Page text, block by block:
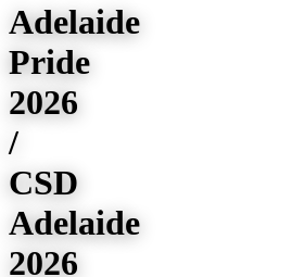
Adelaide
Pride
2026
/
CSD
Adelaide
2026